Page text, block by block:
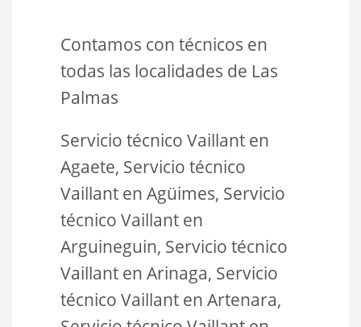
Contamos con técnicos en
todas las localidades de Las
Palmas
Servicio técnico Vaillant en
Agaete, Servicio técnico
Vaillant en Agüimes, Servicio
técnico Vaillant en
Arguineguin, Servicio técnico
Vaillant en Arinaga, Servicio
técnico Vaillant en Artenara,